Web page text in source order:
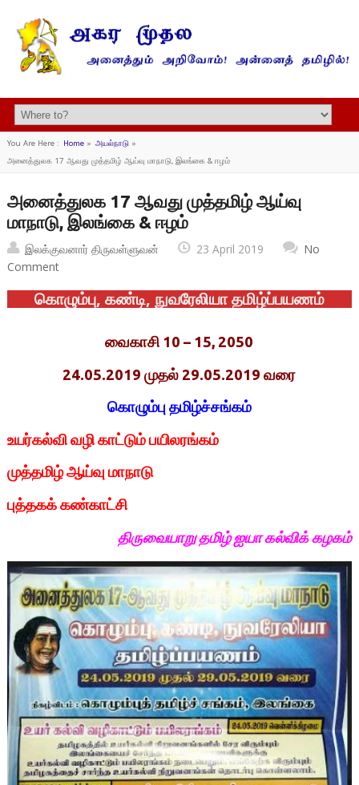
You Are Here : Home» அயல்நாடு»
அனைத்துலக 17 ஆவது முத்தமிழ் ஆய்வு மாநாடு, இலங்கை & ஈழம்
அனைத்துலக 17 ஆவது முத்தமிழ் ஆய்வு
மாநாடு, இலங்கை & ஈழம்
இலக்குவனார் திருவள்ளுவன் 23 April 2019
No
Comment
கொழும்பு, கண்டி, நுவரேலியா தமிழ்ப்பயணம்
வைகாசி 10 – 15, 2050
24.05.2019 முதல் 29.05.2019 வரை
கொழும்பு தமிழ்ச்சங்கம்
உயர்கல்வி வழி காட்டும் பயிலரங்கம்
முத்தமிழ் ஆய்வு மாநாடு
புத்தகக் கண்காட்சி
திருவையாறு தமிழ் ஐயா கல்விக் கழகம்